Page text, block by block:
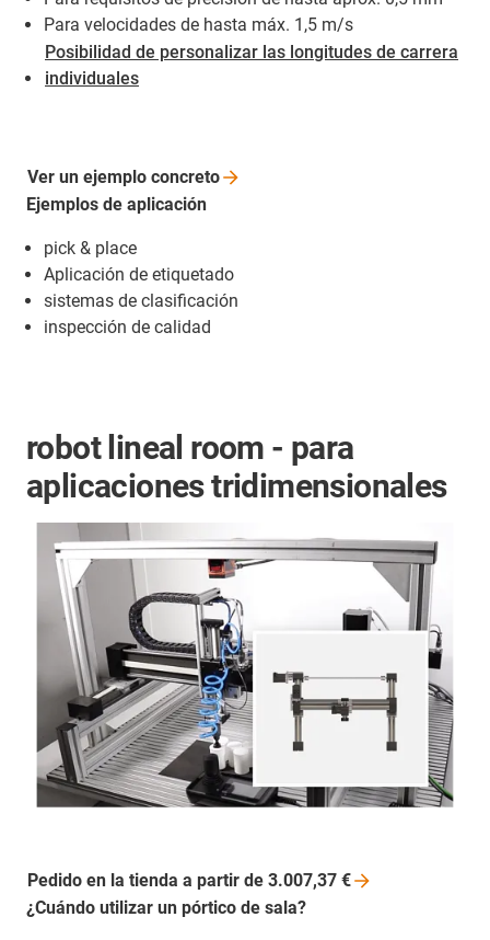
Para velocidades de hasta máx. 1,5 m/s
Posibilidad de personalizar las longitudes de carrera
individuales
Ejemplos de aplicación
pick & place
Aplicación de etiquetado
sistemas de clasificación
inspección de calidad
Ver un ejemplo concreto
robot lineal room - para
aplicaciones tridimensionales
¿Cuándo utilizar un pórtico de sala?
Pedido en la tienda a partir de 3.007,37 €